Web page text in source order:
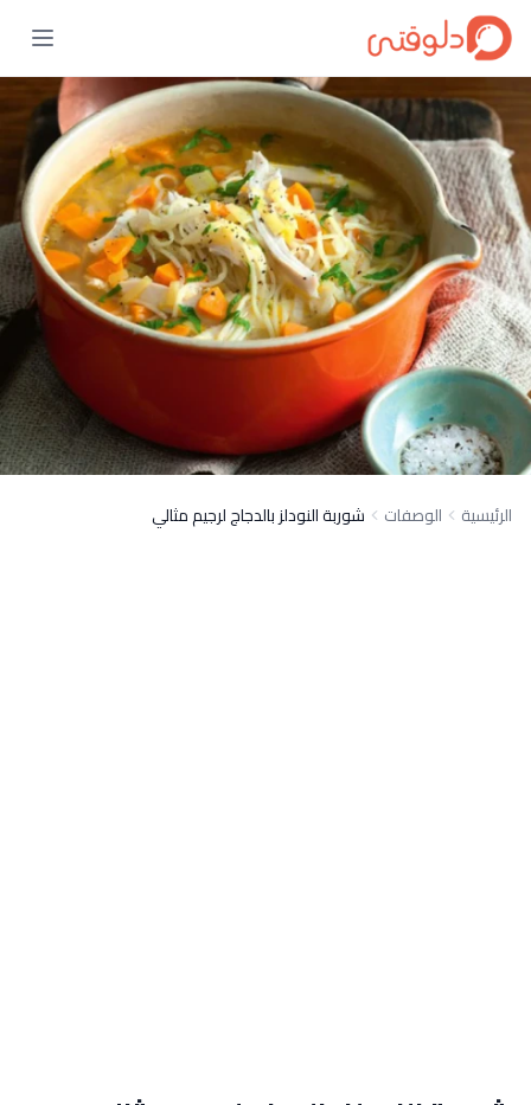
الرئيسية الوصفات شوربة النودلز بالدجاج لرجيم مثالي